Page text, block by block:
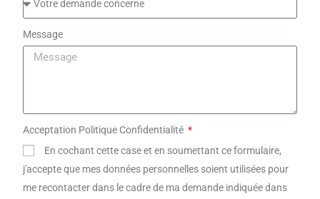
Message
Acceptation Politique Confidentialité
En cochant cette case et en soumettant ce formulaire,
j'accepte que mes données personnelles soient utilisées pour
me recontacter dans le cadre de ma demande indiquée dans